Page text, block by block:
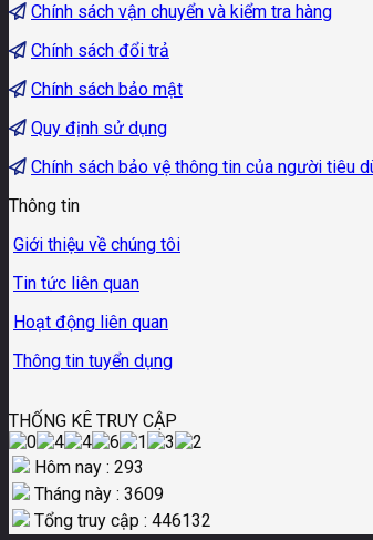
Chính sách vận chuyển và kiểm tra hàng
Chính sách đổi trả
Chính sách bảo mật
Quy định sử dụng
Chính sách bảo vệ thông tin của người tiêu
Thông tin
Giới thiệu về chúng tôi
Tin tức liên quan
Hoạt động liên quan
Thông tin tuyển dụng
THỐNG KÊ TRUY CẬP
Hôm nay : 293
Tháng này : 3609
Tổng truy cập : 446132